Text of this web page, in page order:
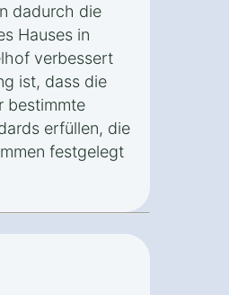
dadurch die
Hauses in
verbessert
ist, dass die
bestimmte
erfüllen, die
festgelegt